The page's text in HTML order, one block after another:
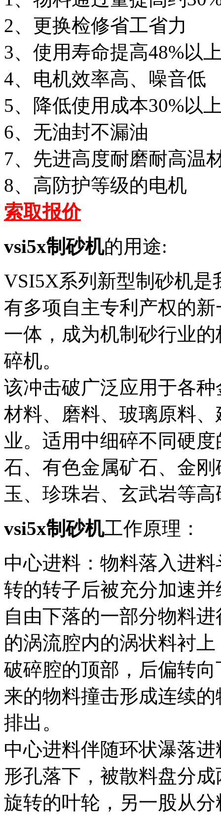
2、更换检修省工省力
3、使用寿命提高48%以
4、电机效率高、噪音低
5、降低使用成本30%以
6、无油封不漏油
7、先进高度耐磨耐高温
8、高防护等级的电机
索取报价
vsi5x制砂机的用途:
VSI5X系列新型制砂机
有多项自主专利产权的
一体，成为机制砂行业
碎机。
该冲击破广泛应用于各
材料、磨料、玻璃原料
业。适用中细碎不同硬
石、有色金属矿石、金
玉、珍珠岩、玄武岩等
vsi5x制砂机工作原理：
中心进料：物料落入进
转的转子后被充分加速
自由下落的一部分物料
的涡流腔内的涡状料衬
破碎腔的顶部，后偏转
来的物料撞击形成连续
排出。
中心进料伴随环状瀑落
形孔落下，被散料盘分
旋转的叶轮，另一股从